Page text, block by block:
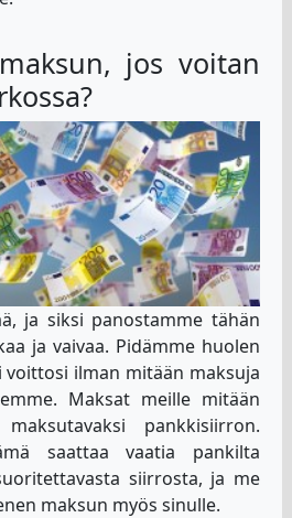
jos voitan
ja siksi panostamme tähän
ja vaivaa. Pidämme huolen
ilman mitään maksuja
Maksat meille mitään
pankkisiirron.
saattaa vaatia pankilta
siirrosta, ja me
maksun myös sinulle.